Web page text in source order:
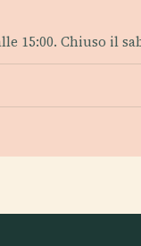
15:00. Chiuso il